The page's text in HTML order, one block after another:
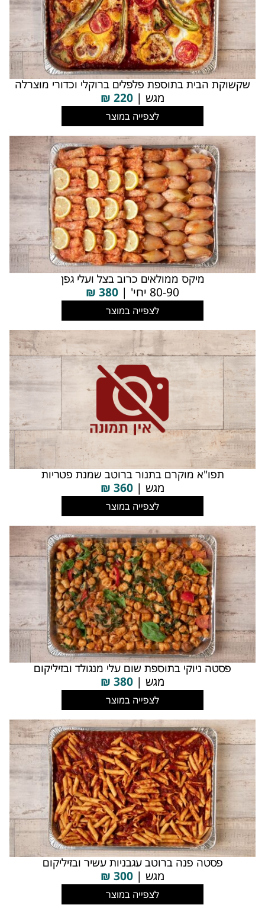
שקשוקת הבית בתוספת פלפלים ברוקלי וכדורי מוצרלה
מגש | 220
₪
לצפייה במוצר
מיקס ממולאים כרוב בצל ועלי גפן
80-90 יחי' | 380
₪
לצפייה במוצר
תפו"א מוקרם בתנור ברוטב שמנת פטריות
מגש | 360
₪
לצפייה במוצר
פסטה ניוקי בתוספת שום עלי מנגולד ובזיליקום
מגש | 380
₪
לצפייה במוצר
פסטה פנה ברוטב עגבניות עשיר ובזיליקום
מגש | 300
₪
לצפייה במוצר